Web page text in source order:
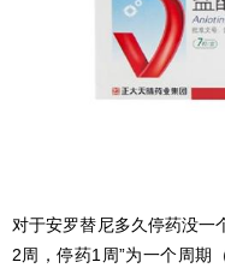
对于安罗替尼多久停药没一
2周，停药1周”为一个周期